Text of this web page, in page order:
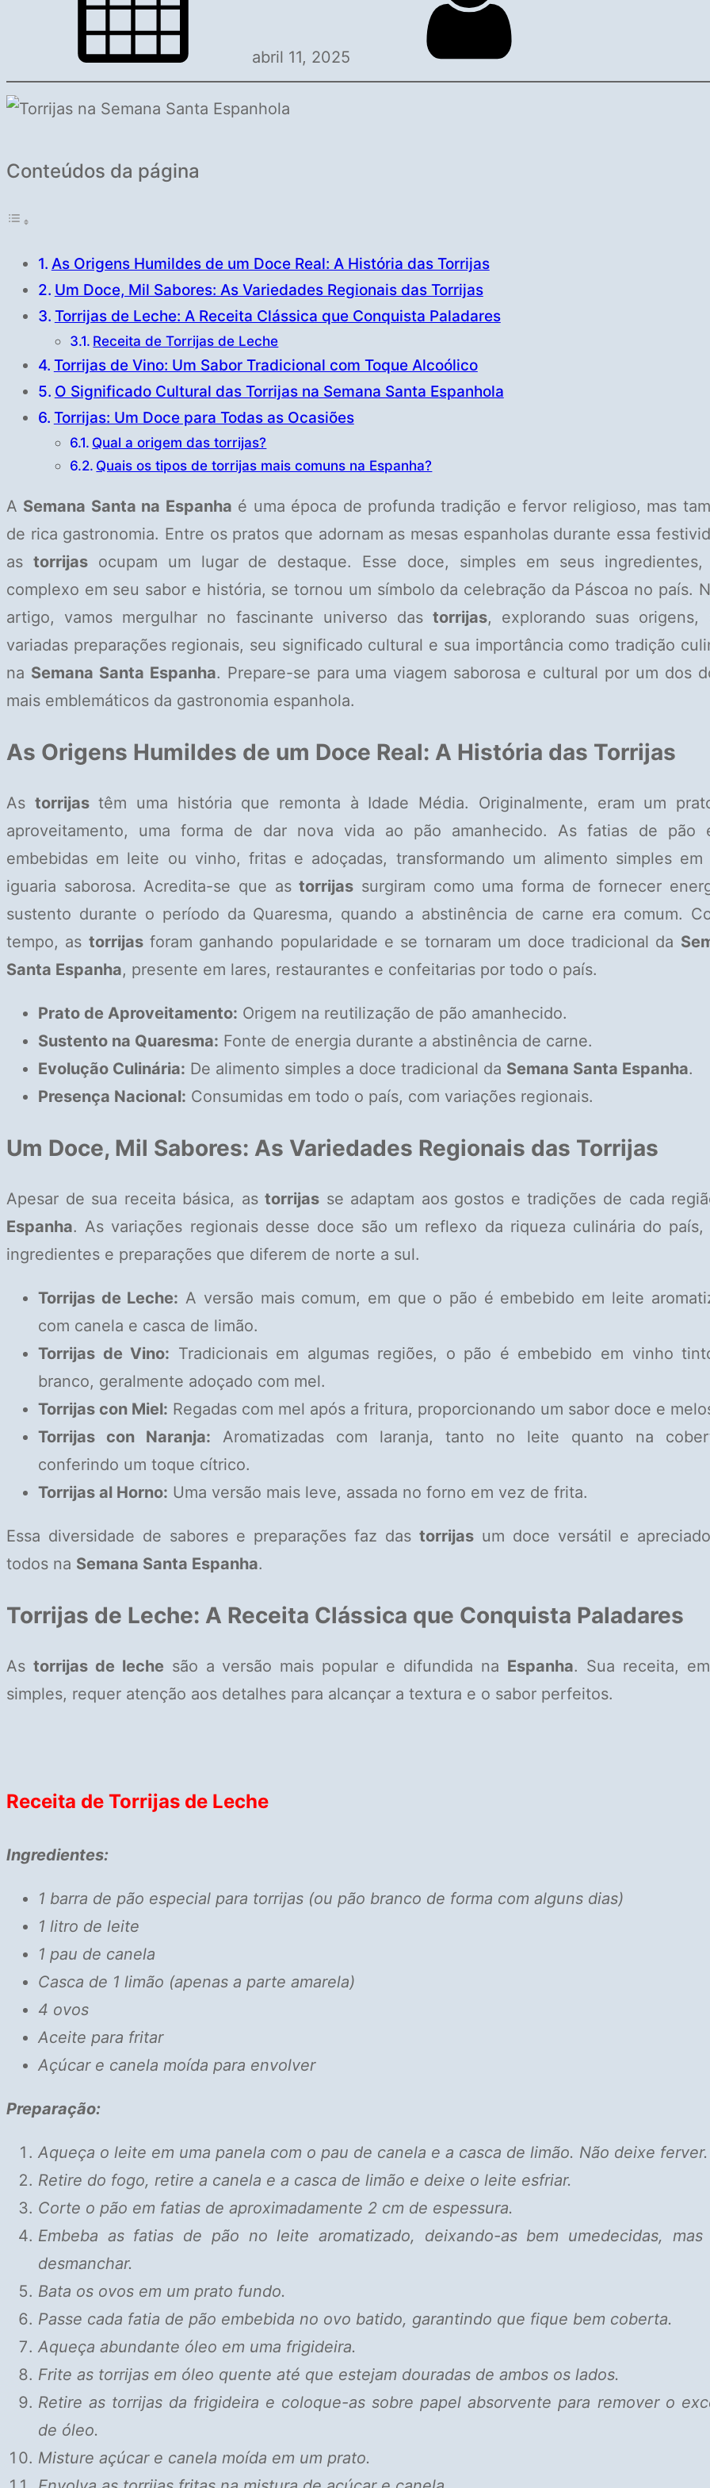
abril 11, 2025
Conteúdos da página
As Origens Humildes de um Doce Real: A História das Torrijas
Um Doce, Mil Sabores: As Variedades Regionais das Torrijas
Torrijas de Leche: A Receita Clássica que Conquista Paladares
Receita de Torrijas de Leche
Torrijas de Vino: Um Sabor Tradicional com Toque Alcoólico
O Significado Cultural das Torrijas na Semana Santa Espanhola
Torrijas: Um Doce para Todas as Ocasiões
Qual a origem das torrijas?
Quais os tipos de torrijas mais comuns na Espanha?
A Semana Santa na Espanha é uma época de profunda tradição e fervor religioso, mas
de rica gastronomia. Entre os pratos que adornam as mesas espanholas durante essa
as torrijasocupam um lugar de destaque. Esse doce, simples em seus ingredientes,
complexo em seu sabor e história, se tornou um símbolo da celebração da Páscoa no país.
artigo, vamos mergulhar no fascinante universo dastorrijas, explorando suas origens,
variadas preparações regionais, seu significado cultural e sua importância como tradição
na Semana Santa Espanha. Prepare-se para uma viagem saborosa e cultural por um dos
mais emblemáticos da gastronomia espanhola.
As Origens Humildes de um Doce Real: A História das Torrijas
As torrijastêm uma história que remonta à Idade Média. Originalmente, eram um
aproveitamento, uma forma de dar nova vida ao pão amanhecido. As fatias de pão
embebidas em leite ou vinho, fritas e adoçadas, transformando um alimento simples em
iguaria saborosa. Acredita-se que astorrijas surgiram como uma forma de fornecer
sustento durante o período da Quaresma, quando a abstinência de carne era comum.
tempo, as torrijasforam ganhando popularidade e se tornaram um doce tradicional da
Santa Espanha, presente em lares, restaurantes e confeitarias por todo o país.
Prato de Aproveitamento: Origem na reutilização de pão amanhecido.
Sustento na Quaresma: Fonte de energia durante a abstinência de carne.
Evolução Culinária: De alimento simples a doce tradicional da Semana Santa Espanha.
Presença Nacional: Consumidas em todo o país, com variações regionais.
Um Doce, Mil Sabores: As Variedades Regionais das Torrijas
Apesar de sua receita básica, astorrijas se adaptam aos gostos e tradições de cada
Espanha. As variações regionais desse doce são um reflexo da riqueza culinária do país,
ingredientes e preparações que diferem de norte a sul.
Torrijas de Leche: A versão mais comum, em que o pão é embebido em leite
com canela e casca de limão.
Torrijas de Vino: Tradicionais em algumas regiões, o pão é embebido em vinho
branco, geralmente adoçado com mel.
Torrijas con Miel: Regadas com mel após a fritura, proporcionando um sabor doce e
Torrijas con Naranja: Aromatizadas com laranja, tanto no leite quanto na
conferindo um toque cítrico.
Torrijas al Horno: Uma versão mais leve, assada no forno em vez de frita.
Essa diversidade de sabores e preparações faz das torrijasum doce versátil e
todos na Semana Santa Espanha.
Torrijas de Leche: A Receita Clássica que Conquista Paladares
As torrijas de leche são a versão mais popular e difundida na Espanha. Sua receita,
simples, requer atenção aos detalhes para alcançar a textura e o sabor perfeitos.
Receita de Torrijas de Leche
Ingredientes:
1 barra de pão especial para torrijas (ou pão branco de forma com alguns dias)
1 litro de leite
1 pau de canela
Casca de 1 limão (apenas a parte amarela)
4 ovos
Aceite para fritar
Açúcar e canela moída para envolver
Preparação:
Aqueça o leite em uma panela com o pau de canela e a casca de limão. Não deixe ferver.
Retire do fogo, retire a canela e a casca de limão e deixe o leite esfriar.
Corte o pão em fatias de aproximadamente 2 cm de espessura.
Embeba as fatias de pão no leite aromatizado, deixando-as bem umedecidas, mas
desmanchar.
Bata os ovos em um prato fundo.
Passe cada fatia de pão embebida no ovo batido, garantindo que fique bem coberta.
Aqueça abundante óleo em uma frigideira.
Frite as torrijas em óleo quente até que estejam douradas de ambos os lados.
Retire as torrijas da frigideira e coloque-as sobre papel absorvente para remover o
de óleo.
Misture açúcar e canela moída em um prato.